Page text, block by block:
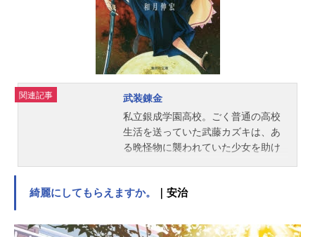
たち三人組は、授業も試験も失敗ば
かり、いつもなぜかロクでもないこ
とになってしまう。りっぱな忍者に
なるには、まだまだとおいみちのり
だけど、忍たまの毎日は、あかる
く・たのしく・ゆかい、なのだ！作
品名忍たま乱太郎放送形態TVアニメ
スケジュール1993年4月10日（土）
～第31シリーズ放送中キャスト乱太
郎：高山みなみきり丸：田中真弓し
助：関俊彦食堂のおばちゃん：巴菁
リ子トモミ：江森浩子シゲ：むたあ
関連記事
武装錬金
私立銀成学園高校。ごく普通の高校
生活を送っていた武藤カズキは、あ
る晩怪物に襲われていた少女を助け
金術研究の成果である「核鉄（かく
て命を救われる。同時に、唯一無二
綺麗にしてもらえますか。 ｜安治